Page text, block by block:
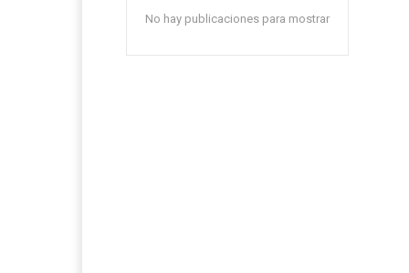
No hay publicaciones para mostrar